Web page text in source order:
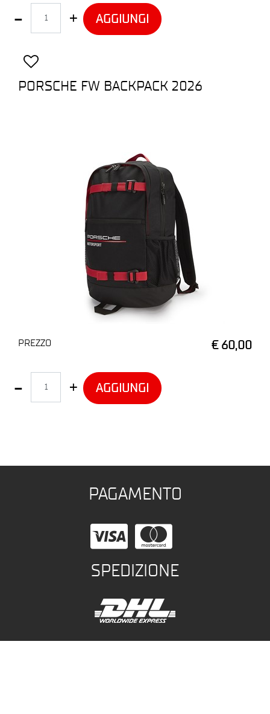
AGGIUNGI
PORSCHE FW BACKPACK 2026
PREZZO € 60,00
AGGIUNGI
PAGAMENTO
SPEDIZIONE